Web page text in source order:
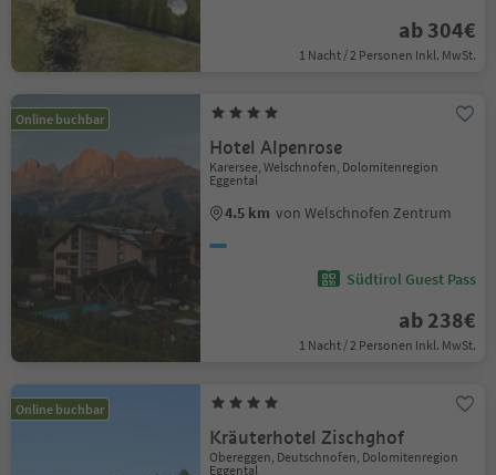
ab 304€
1 Nacht / 2 Personen Inkl. MwSt.
Online buchbar
Hotel Alpenrose
Karersee, Welschnofen, Dolomitenregion
Eggental
4.5 km von Welschnofen Zentrum
Südtirol Guest Pass
ab 238€
1 Nacht / 2 Personen Inkl. MwSt.
Online buchbar
Kräuterhotel Zischghof
Obereggen, Deutschnofen, Dolomitenregion
Eggental